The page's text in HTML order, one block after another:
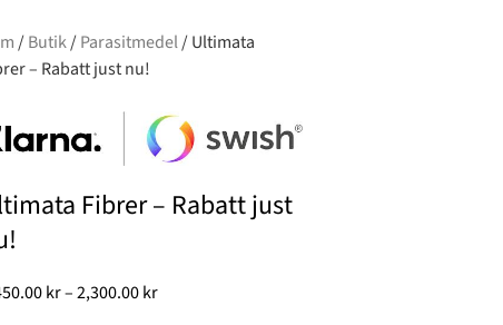
/Butik/Parasitmedel/ Ultimata
– Rabatt just nu!
Fibrer – Rabatt just
kr–2,300.00kr